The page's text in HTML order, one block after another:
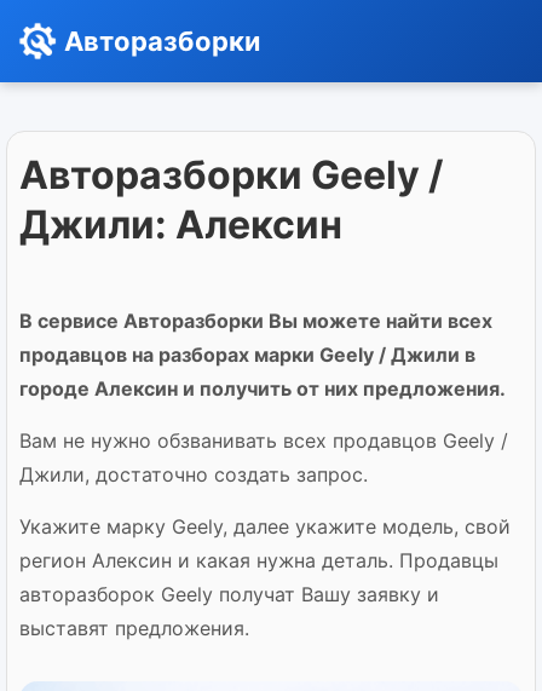
Авторазборки
Авторазборки Geely /
Джили: Алексин
В сервисе Авторазборки Вы можете найти всех
продавцов на разборах марки Geely / Джили в
городе Алексин и получить от них предложения.
Вам не нужно обзванивать всех продавцов Geely /
Джили, достаточно создать запрос.
Укажите марку Geely, далее укажите модель, свой
регион Алексин и какая нужна деталь. Продавцы
авторазборок Geely получат Вашу заявку и
выставят предложения.